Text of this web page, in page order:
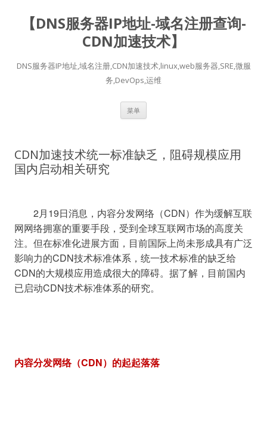
【DNS服务器IP地址-域名注册查询-
CDN加速技术】
DNS服务器IP地址,域名注册,CDN加速技术,linux,web服务器,SRE,微服
务,DevOps,运维
菜单
CDN加速技术统一标准缺乏，阻碍规模应用
国内启动相关研究
网网络拥塞的重要手段，受到全球互联网市场的高度关
注。但在标准化进展方面，目前国际上尚未形成具有广泛
影响力的CDN技术标准体系，统一技术标准的缺乏给
CDN的大规模应用造成很大的障碍。据了解，目前国内
内容分发网络（CDN）的起起落落